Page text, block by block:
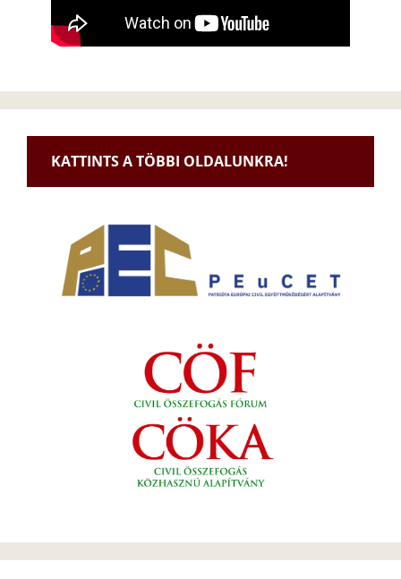
KATTINTS A TÖBBI OLDALUNKRA!